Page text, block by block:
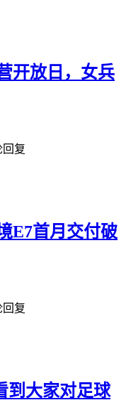
开放日，女兵
回复
E7首月交付破
回复
到大家对足球